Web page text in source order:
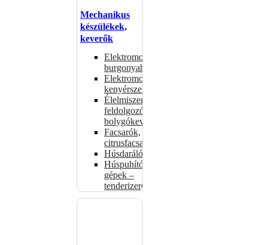
Mechanikus
készülékek,
keverők
Elektromos
burgonyahámozók
Elektromos
kenyérszeletelők
Élelmiszer-
feldolgozók –
bolygókeverők
Facsarók,
citrusfacsarók
Húsdarálók
Húspuhító
gépek –
tenderizerek